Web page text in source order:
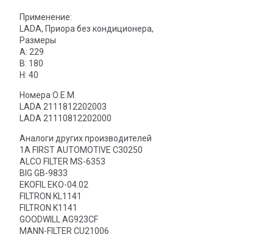
Применение:
LADA, Приора без кондиционера,
Размеры
A: 229
B: 180
H: 40
Номера О.Е.М.
LADA 2111812202003
LADA 21110812202000
Аналоги других производителей
1A FIRST AUTOMOTIVE C30250
ALCO FILTER MS-6353
BIG GB-9833
EKOFIL ЕКО-04.02
FILTRON KL1141
FILTRON K1141
GOODWILL AG923CF
MANN-FILTER CU21006